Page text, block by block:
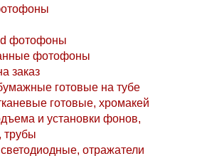
фотофоны
фотофоны
заказ
готовые на тубе
готовые, хромакей
и установки фонов,
трубы
отражатели